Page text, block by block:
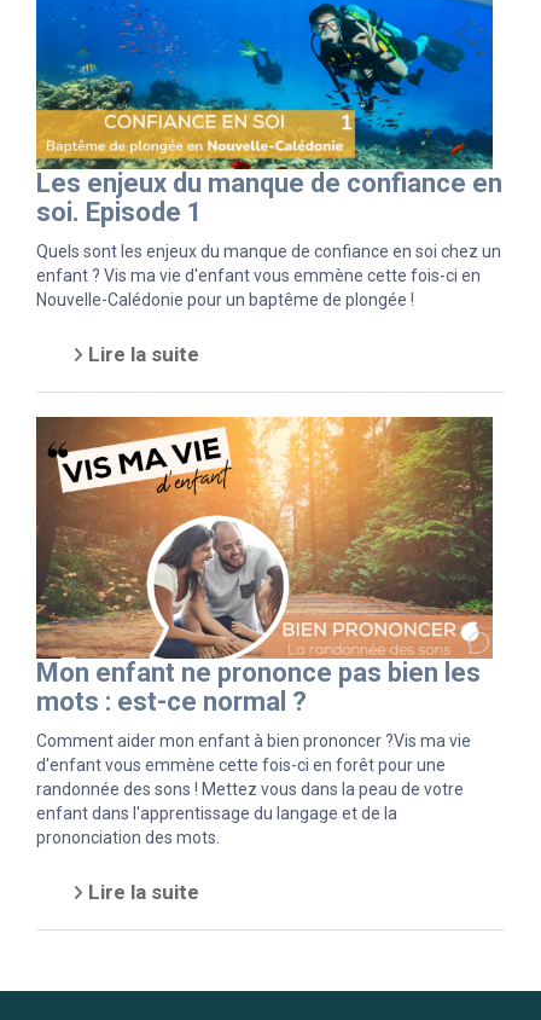
Les enjeux du manque de confiance en
soi. Episode 1
Quels sont les enjeux du manque de confiance en soi chez un
enfant ? Vis ma vie d'enfant vous emmène cette fois-ci en
Nouvelle-Calédonie pour un baptême de plongée !
Lire la suite
Mon enfant ne prononce pas bien les
mots : est-ce normal ?
Comment aider mon enfant à bien prononcer ?Vis ma vie
d'enfant vous emmène cette fois-ci en forêt pour une
randonnée des sons ! Mettez vous dans la peau de votre
enfant dans l'apprentissage du langage et de la
prononciation des mots.
Lire la suite